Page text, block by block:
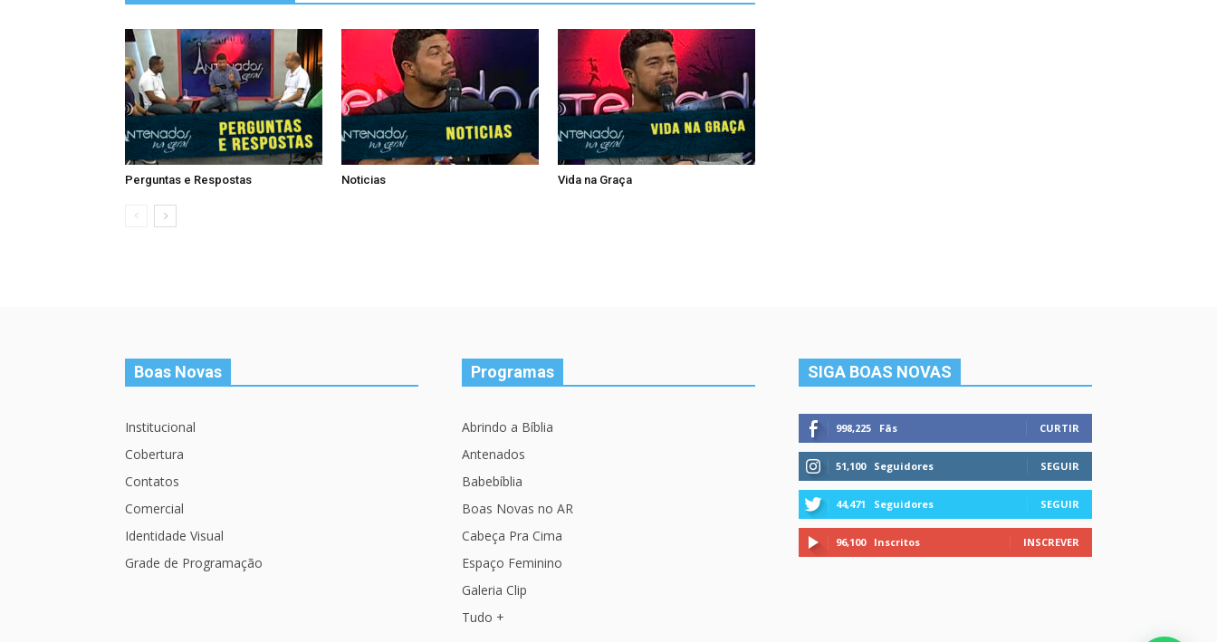
Perguntas e Respostas Noticias Vida na Graça
Boas Novas
Institucional
Cobertura
Contatos
Comercial
Identidade Visual
Grade de Programação
Programas
Abrindo a Bíblia
Antenados
Babebíblia
Boas Novas no AR
Cabeça Pra Cima
Espaço Feminino
Galeria Clip
Tudo +
SIGA BOAS NOVAS
998,225 Fãs CURTIR
51,100 Seguidores SEGUIR
44,471 Seguidores SEGUIR
96,100 Inscritos INSCREVER